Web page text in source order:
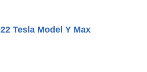
Tesla Model Y Max